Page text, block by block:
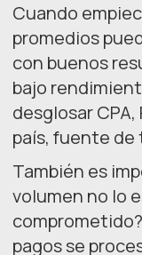
Cuando
promedios
con buenos
bajo
desglosar
país, fuente
También es
volumen no lo
pagos se